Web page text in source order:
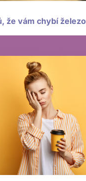
že vám chybí železo